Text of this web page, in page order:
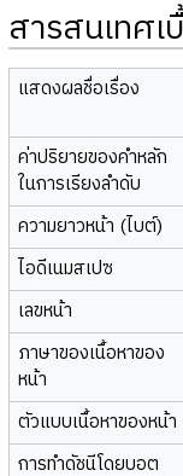
สารสนเทศ
แสดงผลชื่อเรื่อง
ค่าปริยายของคำหลัก
ในการเรียงลำดับ
ความยาวหน้า (ไบต์)
ไอดีเนมสเปซ
เลขหน้า
ภาษาของเนื้อหาของ
หน้า
ตัวแบบเนื้อหาของหน้า
การทำดัชนีโดยบอต